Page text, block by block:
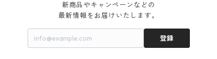
新商品やキャンペーンなどの
最新情報をお届けいたします。
登録